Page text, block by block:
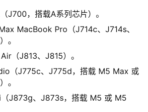
J700，搭载A系列芯片）。
MacBook Pro（J714c、J714s、
。
（J813、J815）。
（J775c、J775d，搭载 M5 Max 或
。
J873g、J873s，搭载 M5 或 M5